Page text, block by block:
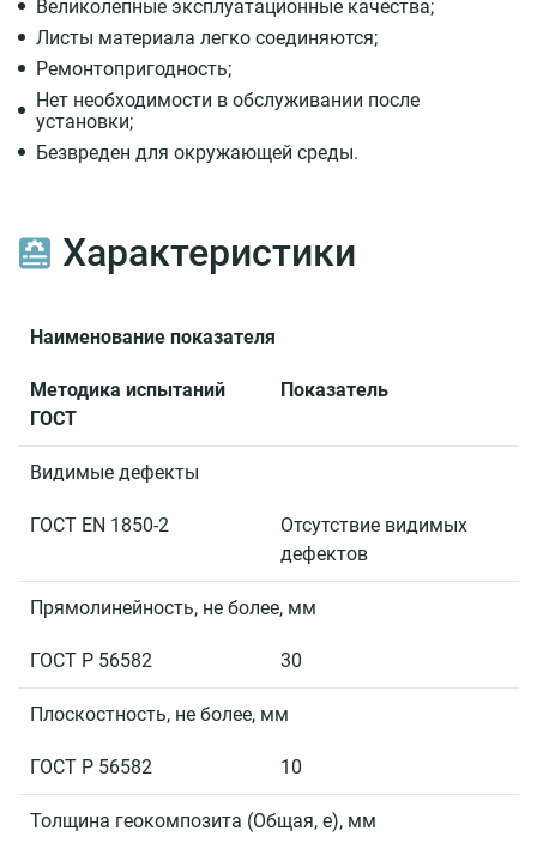
Великолепные эксплуатационные качества;
Листы материала легко соединяются;
Ремонтопригодность;
Нет необходимости в обслуживании после
установки;
Безвреден для окружающей среды.
Характеристики
Наименование показателя
Методика испытаний
ГОСТ
Показатель
Видимые дефекты
ГОСТ EN 1850-2
Отсутствие видимых
дефектов
Прямолинейность, не более, мм
ГОСТ Р 56582 30
Плоскостность, не более, мм
ГОСТ Р 56582 10
Толщина геокомпозита (Общая, e), мм